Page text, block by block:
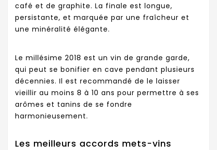
café et de graphite. La finale est longue,
persistante, et marquée par une fraîcheur et
une minéralité élégante.
Le millésime 2018 est un vin de grande garde,
qui peut se bonifier en cave pendant plusieurs
décennies. Il est recommandé de le laisser
vieillir au moins 8 à 10 ans pour permettre à ses
arômes et tanins de se fondre
harmonieusement.
Les meilleurs accords mets-vins